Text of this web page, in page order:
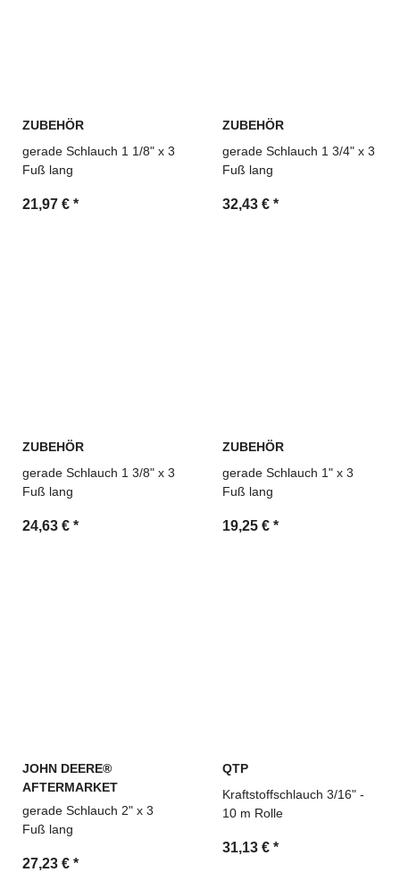
ZUBEHÖR
gerade Schlauch 1 1/8" x 3
Fuß lang
21,97 € *
ZUBEHÖR
gerade Schlauch 1 3/4" x 3
Fuß lang
32,43 € *
ZUBEHÖR
gerade Schlauch 1 3/8" x 3
Fuß lang
24,63 € *
ZUBEHÖR
gerade Schlauch 1" x 3
Fuß lang
19,25 € *
JOHN DEERE®
AFTERMARKET
gerade Schlauch 2" x 3
Fuß lang
27,23 € *
QTP
Kraftstoffschlauch 3/16" -
10 m Rolle
31,13 € *